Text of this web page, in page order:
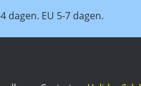
dagen. EU 5-7 dagen.